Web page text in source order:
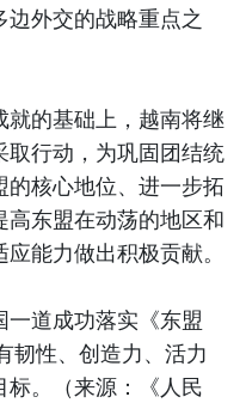
外交的战略重点之
的基础上，越南将继
行动，为巩固团结统
核心地位、进一步拓
高东盟在动荡的地区和
能力做出积极贡献。
道成功落实《东盟
韧性、创造力、活力
。（来源：《人民